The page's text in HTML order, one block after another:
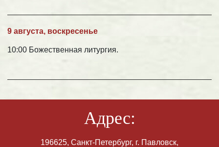
9 августа, воскресенье
10:00 Божественная литургия.
Адрес:
196625, Санкт-Петербург, г. Павловск,